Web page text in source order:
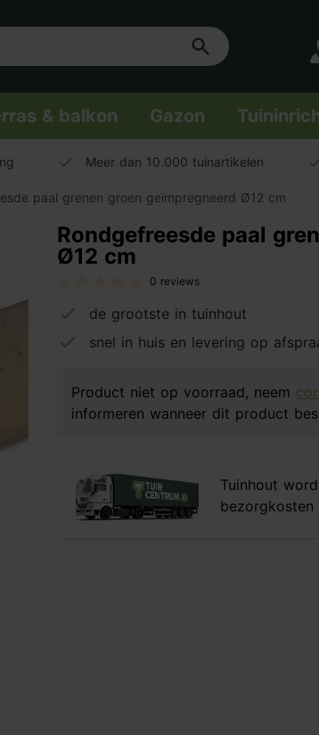
& balkon Gazon
Meer dan 10.000 tuinartikelen
paal grenen groen geïmpregneerd Ø12 cm
Rondgefreesde paal
Ø12 cm
0 reviews
de grootste in tuinhout
snel in huis en levering op
Product niet op voorraad, neem
informeren wanneer dit product
Tuinhout
bezorgkosten